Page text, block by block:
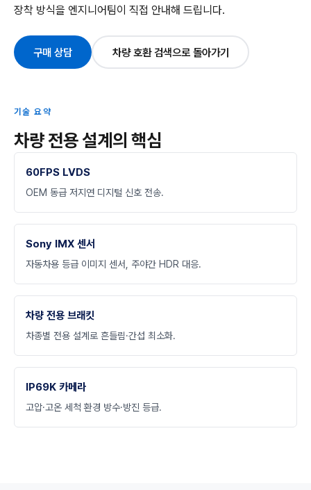
장착 방식을 엔지니어팀이 직접 안내해 드립니다.
구매 상담 차량 호환 검색으로 돌아가기
기술 요약
차량 전용 설계의 핵심
60FPS LVDS
OEM 동급 저지연 디지털 신호 전송.
Sony IMX 센서
자동차용 등급 이미지 센서, 주야간 HDR 대응.
차량 전용 브래킷
차종별 전용 설계로 흔들림·간섭 최소화.
IP69K 카메라
고압·고온 세척 환경 방수·방진 등급.